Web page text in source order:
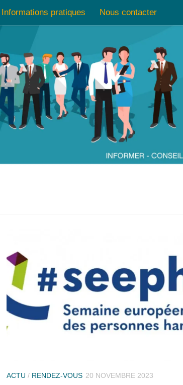
Informations pratiques Nous contacter
ACTU / RENDEZ-VOUS 20 NOVEMBRE 2023